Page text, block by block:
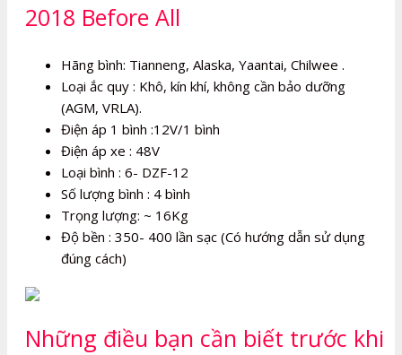
2018 Before All
Hãng bình: Tianneng, Alaska, Yaantai, Chilwee .
Loại ắc quy : Khô, kín khí, không cần bảo dưỡng
(AGM, VRLA).
Điện áp 1 bình :12V/1 bình
Điện áp xe : 48V
Loại bình : 6- DZF-12
Số lượng bình : 4 bình
Trọng lượng: ~ 16Kg
Độ bền : 350- 400 lần sạc (Có hướng dẫn sử dụng
đúng cách)
Những điều bạn cần biết trước khi